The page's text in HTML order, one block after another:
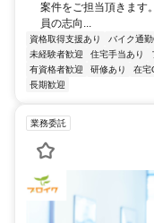
案件をご担当頂きます
員の志向...
資格取得支援あり バイク通
未経験者歓迎
住宅手当あり
有資格者歓迎
研修あり 在宅
長期歓迎
業務委託